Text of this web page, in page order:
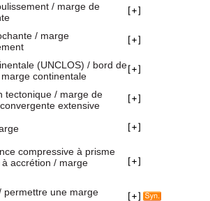
/ marge de
/ marge
(UNCLOS) / bord de
continentale
tectonique / marge de
extensive
compressive à prisme
accrétion / marge
permettre une marge